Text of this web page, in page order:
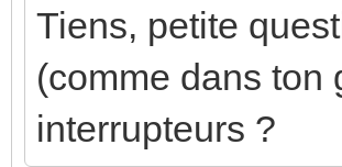
Tiens, petite
(comme dans ton
interrupteurs ?